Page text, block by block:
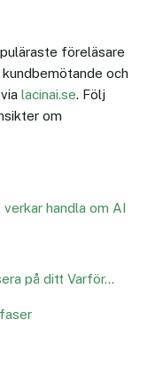
föreläsare
och
lacinai.se. Följ
om
verkar handla om AI
på ditt Varför…